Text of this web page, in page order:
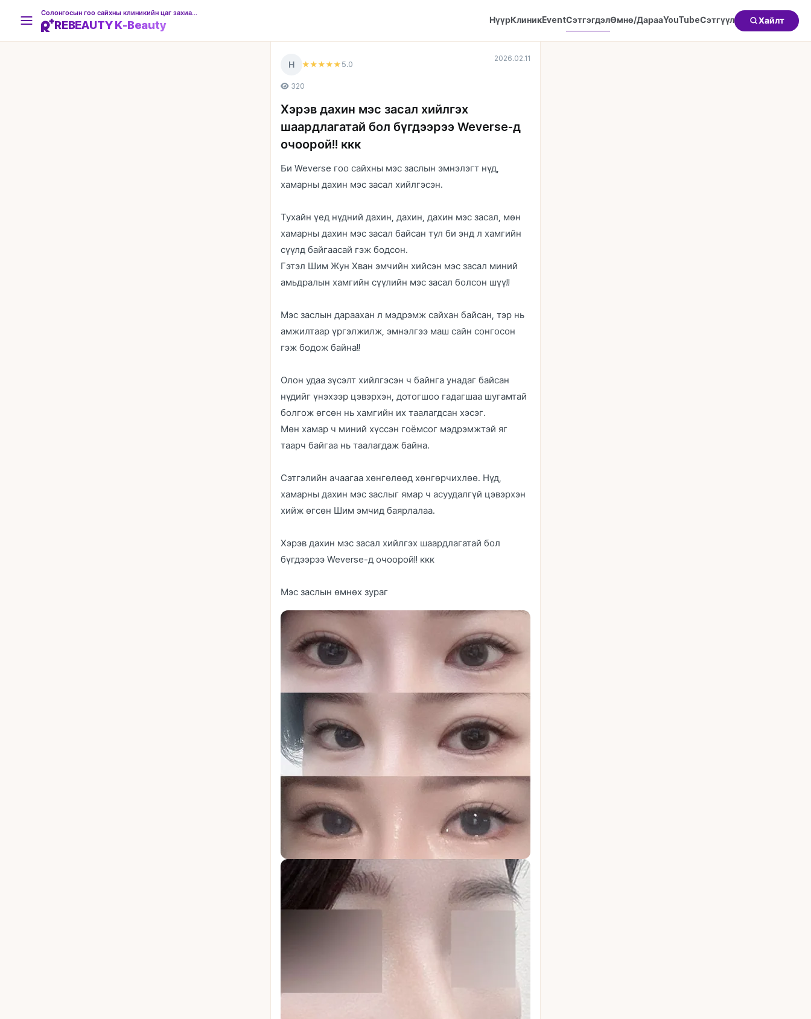
REBEAUTY K-Beauty НүүрКлиникEventСэтгэгдэлӨмнө/ДарааYouTubeСэтгүүл Хайлт
Н ★★★★★ 5.0
2026.02.11
320
Хэрэв дахин мэс засал хийлгэх
шаардлагатай бол бүгдээрээ Weverse-д
очоорой!! ккк
Би Weverse гоо сайхны мэс заслын эмнэлэгт нүд,
хамарны дахин мэс засал хийлгэсэн.
Тухайн үед нүдний дахин, дахин, дахин мэс засал, мөн
хамарны дахин мэс засал байсан тул би энд л хамгийн
сүүлд байгаасай гэж бодсон.
Гэтэл Шим Жун Хван эмчийн хийсэн мэс засал миний
амьдралын хамгийн сүүлийн мэс засал болсон шүү!!
Мэс заслын дараахан л мэдрэмж сайхан байсан, тэр нь
амжилтаар үргэлжилж, эмнэлгээ маш сайн сонгосон
гэж бодож байна!!
Олон удаа зүсэлт хийлгэсэн ч байнга унадаг байсан
нүдийг үнэхээр цэвэрхэн, дотогшоо гадагшаа шугамтай
болгож өгсөн нь хамгийн их таалагдсан хэсэг.
Мөн хамар ч миний хүссэн гоёмсог мэдрэмжтэй яг
таарч байгаа нь таалагдаж байна.
Сэтгэлийн ачаагаа хөнгөлөөд хөнгөрчихлөө. Нүд,
хамарны дахин мэс заслыг ямар ч асуудалгүй цэвэрхэн
хийж өгсөн Шим эмчид баярлалаа.
Хэрэв дахин мэс засал хийлгэх шаардлагатай бол
бүгдээрээ Weverse-д очоорой!! ккк
Мэс заслын өмнөх зураг